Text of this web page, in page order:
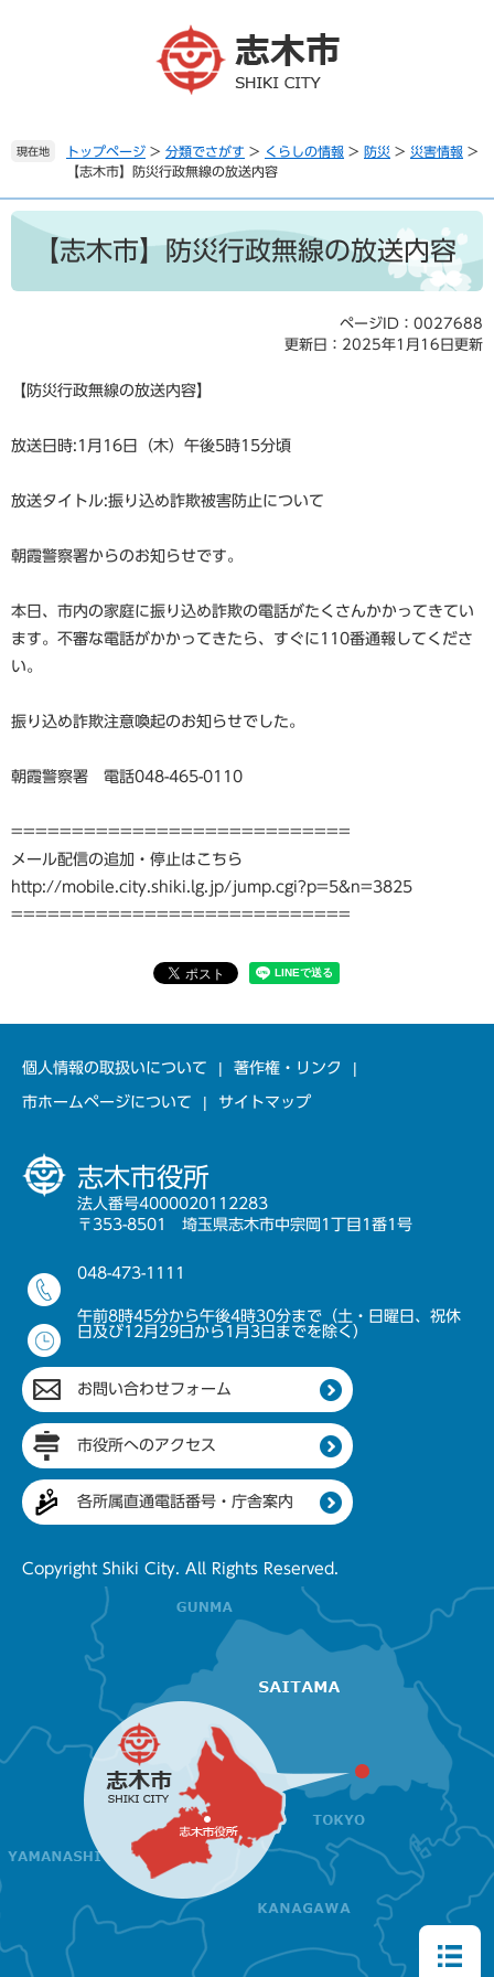
。
て
本
現在地 トップページ > 分類でさがす > くらしの情報 > 防災 > 災害情報 >
【志木市】防災行政無線の放送内容
本
【志木市】防災行政無線の放送内容
ページID：0027688
更新日：2025年1月16日更新
【防災行政無線の放送内容】
放送日時:1月16日（木）午後5時15分頃
放送タイトル:振り込め詐欺被害防止について
朝霞警察署からのお知らせです。
本日、市内の家庭に振り込め詐欺の電話がたくさんかかってきてい
ます。不審な電話がかかってきたら、すぐに110番通報してくださ
い。
振り込め詐欺注意喚起のお知らせでした。
朝霞警察署 電話048-465-0110
============================
メール配信の追加・停止はこちら
http://mobile.city.shiki.lg.jp/jump.cgi?p=5&n=3825
============================
個人情報の取扱いについて 著作権・リンク
市ホームページについて サイトマップ
志木市役所
法人番号4000020112283
〒353-8501 埼玉県志木市中宗岡1丁目1番1号
048-473-1111
午前8時45分から午後4時30分まで（土・日曜日、祝休
日及び12月29日から1月3日までを除く）
お問い合わせフォーム
市役所へのアクセス
各所属直通電話番号・庁舎案内
Copyright Shiki City. All Rights Reserved.